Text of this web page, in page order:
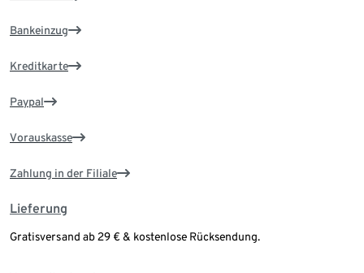
Bankeinzug
Kreditkarte
Paypal
Vorauskasse
Zahlung in der Filiale
Lieferung
Gratisversand ab 29 € & kostenlose Rücksendung.